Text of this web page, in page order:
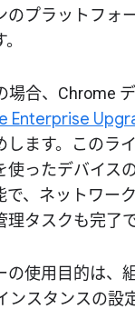
のプラットフォ
場合、Chrome
Enterprise
ます。このライ
使ったデバイス
で、ネットワー
タスクも完了で
の使用目的は、
ンスタンスの設